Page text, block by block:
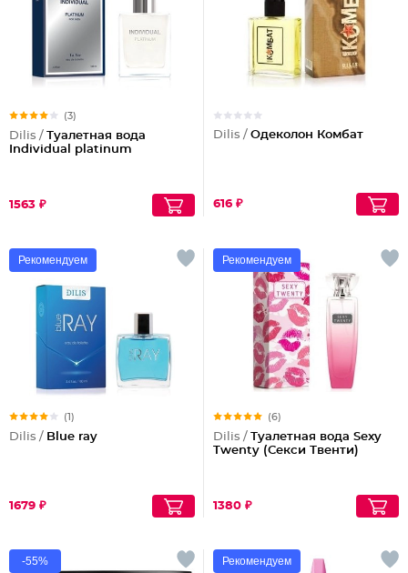
(3)
Dilis /
Туалетная вода
Individual platinum
1563 ₽
Dilis / Одеколон Комбат
616 ₽
Рекомендуем
(1)
Dilis / Blue ray
1679 ₽
Рекомендуем
(6)
Dilis /
Туалетная вода Sexy
Twenty (Секси Твенти)
1380 ₽
-55% Рекомендуем